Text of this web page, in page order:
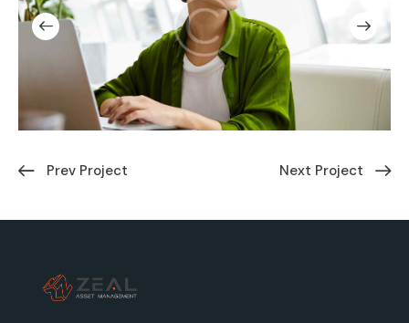
Prev Project Next Project